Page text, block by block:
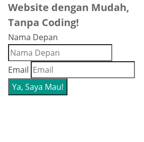
Website dengan Mudah,
Tanpa Coding!
Nama Depan
Email